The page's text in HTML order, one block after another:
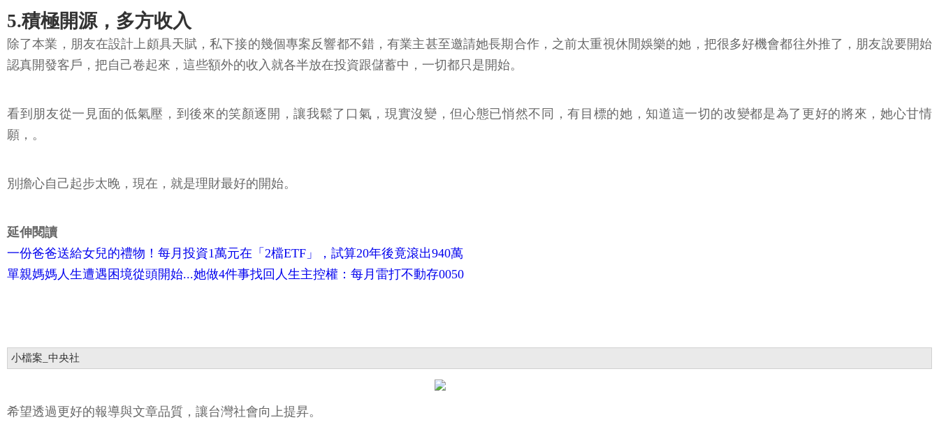
5.積極開源，多方收入
除了本業，朋友在設計上頗具天賦，私下接的幾個專案反響都不錯，有業主甚至邀請她長期合作，之前太重視休閒娛樂的她，把很多好機會都往外推了，朋友說要開始
認真開發客戶，把自己卷起來，這些額外的收入就各半放在投資跟儲蓄中，一切都只是開始。
看到朋友從一見面的低氣壓，到後來的笑顏逐開，讓我鬆了口氣，現實沒變，但心態已悄然不同，有目標的她，知道這一切的改變都是為了更好的將來，她心甘情
願，。
別擔心自己起步太晚，現在，就是理財最好的開始。
延伸閱讀
一份爸爸送給女兒的禮物！每月投資1萬元在「2檔ETF」，試算20年後竟滾出940萬
單親媽媽人生遭遇困境從頭開始...她做4件事找回人生主控權：每月雷打不動存0050
小檔案_中央社
希望透過更好的報導與文章品質，讓台灣社會向上提昇。